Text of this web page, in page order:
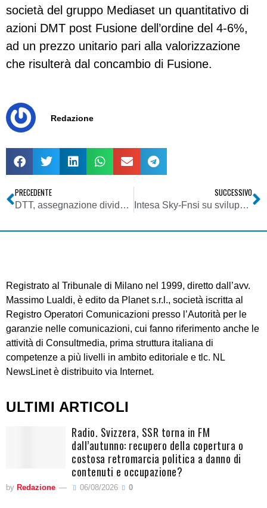
società del gruppo Mediaset un quantitativo di
azioni DMT post Fusione dell’ordine del 4-6%,
ad un prezzo unitario pari alla valorizzazione
che risulterà dal concambio di Fusione.
Redazione
PRECEDENTE
DTT, assegnazione dividendo esterno (61-69 UHF). Decreto omnibus, FRT: norma su graduatorie tv locali poco chiara e penalizzante
SUCCESSIVO
Intesa Sky-Fnsi su sviluppo dell’occupazione e gestione della flessibilità contrattuale
Registrato al Tribunale di Milano nel 1999, diretto dall’avv.
Massimo Lualdi, è edito da Planet s.r.l., società iscritta al
Registro Operatori Comunicazioni presso l’Autorità per le
garanzie nelle comunicazioni, cui fanno riferimento anche le
attività di Consultmedia, prima struttura italiana di
competenze a più livelli in ambito editoriale e tlc. NL
NewsLinet è distribuito via Internet.
ULTIMI ARTICOLI
Radio. Svizzera, SSR torna in FM
dall’autunno: recupero della copertura o
costosa retromarcia politica a danno di
contenuti e occupazione?
by Redazione 06/08/2026 0